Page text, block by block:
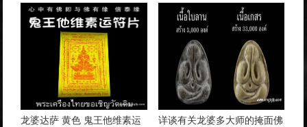
龙婆达萨 黄色 鬼王他维素运
详谈有关龙婆多大师的掩面佛